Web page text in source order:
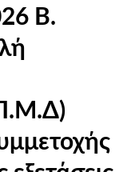
Β.